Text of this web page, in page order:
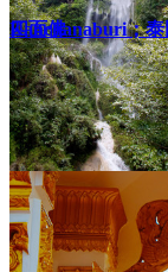
Kanchanaburi；泰
四面佛